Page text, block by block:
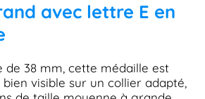
avec lettre E en
de 38 mm, cette médaille est
visible sur un collier adapté,